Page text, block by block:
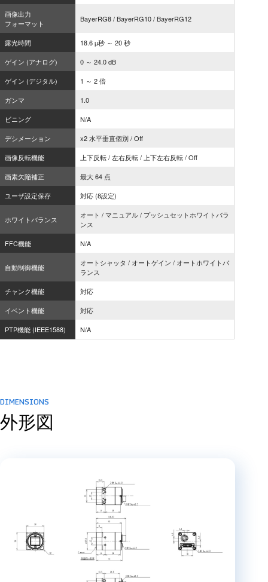
画像出力
フォーマット
BayerRG8 / BayerRG10 / BayerRG12
露光時間
18.6 µ秒 ～ 20 秒
ゲイン (アナログ)
0 ～ 24.0 dB
ゲイン (デジタル)
1 ～ 2 倍
ガンマ
1.0
ビニング
N/A
デシメーション
x2 水平垂直個別 / Off
画像反転機能
上下反転 / 左右反転 / 上下左右反転 / Off
画素欠陥補正
最大 64 点
ユーザ設定保存
対応 (8設定)
ホワイトバランス
オート / マニュアル / プッシュセットホワイトバラ
ンス
FFC機能
N/A
自動制御機能
オートシャッタ / オートゲイン / オートホワイトバ
ランス
チャンク機能
対応
イベント機能
対応
PTP機能 (IEEE1588)
N/A
DIMENSIONS
外形図